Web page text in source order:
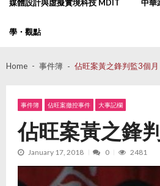
媒體設計與虛擬實境科技 MDIT 中華
學・觀點
Home 事件簿 佔旺案黃之鋒判監3個月
事件簿 佔旺案撤控事件 大事記欄
佔旺案黃之鋒
January 17, 2018 0 2481